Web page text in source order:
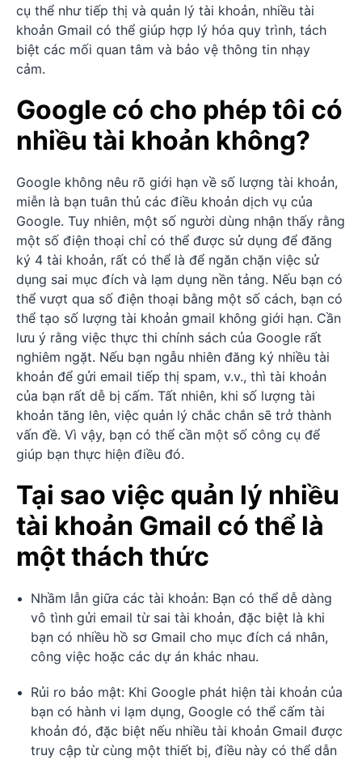
cụ thể như tiếp thị và quản lý tài khoản, nhiều tài
khoản Gmail có thể giúp hợp lý hóa quy trình, tách
biệt các mối quan tâm và bảo vệ thông tin nhạy
cảm.
Google có cho phép tôi có
nhiều tài khoản không?
Google không nêu rõ giới hạn về số lượng tài khoản,
miễn là bạn tuân thủ các điều khoản dịch vụ của
Google. Tuy nhiên, một số người dùng nhận thấy rằng
một số điện thoại chỉ có thể được sử dụng để đăng
ký 4 tài khoản, rất có thể là để ngăn chặn việc sử
dụng sai mục đích và lạm dụng nền tảng. Nếu bạn có
thể vượt qua số điện thoại bằng một số cách, bạn có
thể tạo số lượng tài khoản gmail không giới hạn. Cần
lưu ý rằng việc thực thi chính sách của Google rất
nghiêm ngặt. Nếu bạn ngẫu nhiên đăng ký nhiều tài
khoản để gửi email tiếp thị spam, v.v., thì tài khoản
của bạn rất dễ bị cấm. Tất nhiên, khi số lượng tài
khoản tăng lên, việc quản lý chắc chắn sẽ trở thành
vấn đề. Vì vậy, bạn có thể cần một số công cụ để
giúp bạn thực hiện điều đó.
Tại sao việc quản lý nhiều
tài khoản Gmail có thể là
một thách thức
Nhầm lẫn giữa các tài khoản: Bạn có thể dễ dàng
vô tình gửi email từ sai tài khoản, đặc biệt là khi
bạn có nhiều hồ sơ Gmail cho mục đích cá nhân,
công việc hoặc các dự án khác nhau.
Rủi ro bảo mật: Khi Google phát hiện tài khoản của
bạn có hành vi lạm dụng, Google có thể cấm tài
khoản đó, đặc biệt nếu nhiều tài khoản Gmail được
truy cập từ cùng một thiết bị, điều này có thể dẫn